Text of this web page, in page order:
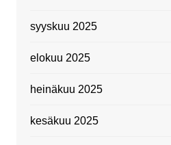
syyskuu 2025
elokuu 2025
heinäkuu 2025
kesäkuu 2025